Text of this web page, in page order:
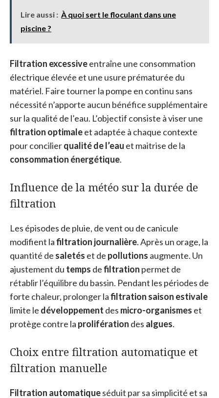
Lire aussi : À quoi sert le floculant dans une
piscine ?
Filtration excessiveentraîne une consommation
électrique élevée et une usure prématurée du
matériel. Faire tourner la pompe en continu sans
nécessité n’apporte aucun bénéfice supplémentaire
sur la qualité de l’eau. L’objectif consiste à viser une
filtration optimaleet adaptée à chaque contexte
pour concilierqualité de l’eau et maitrise de la
consommation énergétique.
Influence de la météo sur la durée de
filtration
Les épisodes de pluie, de vent ou de canicule
modifient lafiltration journalière. Après un orage, la
quantité de saletés et de pollutions augmente. Un
ajustement du temps defiltration permet de
rétablir l’équilibre du bassin. Pendant les périodes de
forte chaleur, prolonger lafiltration saison estivale
limite le développement des micro-organismes et
protège contre la prolifération des algues.
Choix entre filtration automatique et
filtration manuelle
Filtration automatiqueséduit par sa simplicité et sa